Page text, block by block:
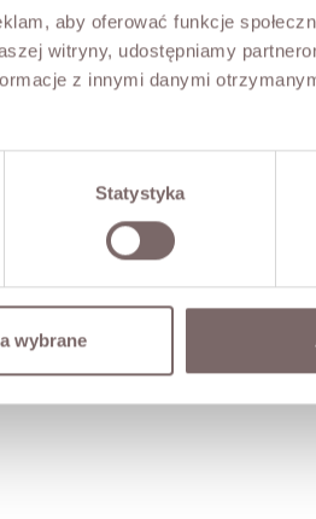
aby oferować funkcje
witryny, udostępniamy
z innymi danymi
Statystyka
wybrane